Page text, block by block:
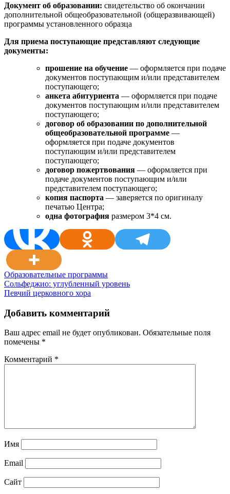
Документ об образовании: свидетельство об окончании
дополнительной общеобразовательной (общеразвивающей)
программы установленного образца
Для приема поступающие представляют следующие
документы:
прошение на обучение — оформляется при подаче
документов поступающим и/или представителем
поступающего;
анкета абитуриента — оформляется при подаче
документов поступающим и/или представителем
поступающего;
договор об образовании по дополнительной
общеобразовательной программе —
оформляется при подаче документов
поступающим и/или представителем
поступающего;
договор пожертвования — оформляется при
подаче документов поступающим и/или
представителем поступающего;
копия паспорта — заверяется по оригиналу
печатью Центра;
одна фотография размером 3*4 см.
Образовательные программы
Навигация
по
записям
Сольфеджио: углубленный уровень
Певчий церковного хора
Добавить комментарий
Ваш адрес email не будет опубликован. Обязательные поля
помечены *
Комментарий *
Имя
Email
Сайт